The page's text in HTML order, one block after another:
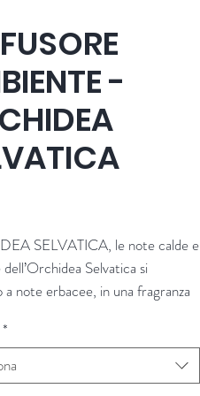
-
SELVATICA, le note calde e
Selvatica si
a note erbacee, in una fragranza
è dedicata alle tante specie di
spontanee presenti in Toscana,
altre molto comuni, tutte
*